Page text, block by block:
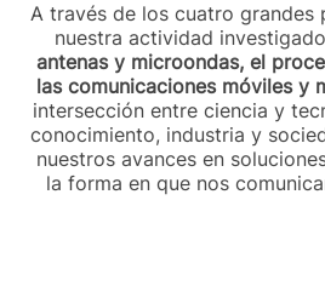
A través de los cuatro grandes
nuestra actividad
antenas y microondas, el
las comunicaciones móviles y
intersección entre ciencia y
conocimiento, industria y
nuestros avances en
la forma en que nos